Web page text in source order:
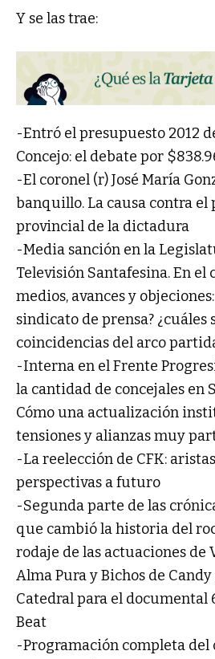
Y se las trae:
-Entró el presupuesto 2012
Concejo: el debate por
-El coronel (r) José María
banquillo. La causa contra
provincial de la dictadura
-Media sanción en la
Televisión Santafesina. En el
medios, avances y
sindicato de prensa? ¿cuáles
coincidencias del arco
-Interna en el Frente
la cantidad de concejales en
Cómo una actualización
tensiones y alianzas muy
-La reelección de CFK:
perspectivas a futuro
-Segunda parte de las
que cambió la historia del
rodaje de las actuaciones de
Alma Pura y Bichos de
Catedral para el documental
Beat
-Programación completa del